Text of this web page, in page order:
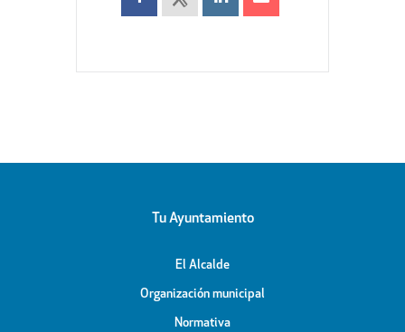
Tu Ayuntamiento
El Alcalde
Organización municipal
Normativa